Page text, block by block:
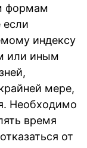
формам
если
индексу
или иным
мере,
Необходимо
время
от